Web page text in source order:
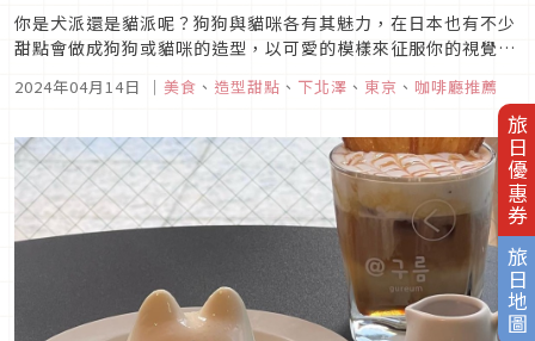
旅日優惠券
旅日地圖
你是犬派還是貓派呢？狗狗與貓咪各有其魅力，在日本也有不少
甜點會做成狗狗或貓咪的造型，以可愛的模樣來征服你的視覺與
以狗狗為造型的「犬系甜點」，狗狗控可千萬別錯過！
2024年04月14日 ｜ 美食 、 造型甜點 、 下北澤 、 東京 、 咖啡廳推薦